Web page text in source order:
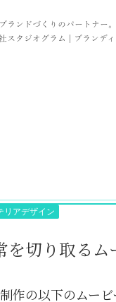
ランドづくりのパートナー。
スタジオグラム | ブランデ
リアデザイン
を切り取る
作の以下のムー